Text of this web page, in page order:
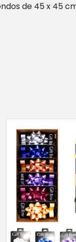
de 45 x 45